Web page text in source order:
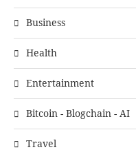
Business
Health
Entertainment
Bitcoin - Blogchain - AI
Travel